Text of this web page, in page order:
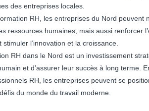
des entreprises locales.
RH, les entreprises du Nord
ressources humaines, mais aussi renforcer
l’innovation et la croissance.
RH dans le Nord est un investissement
et d’assurer leur succès à long terme.
RH, les entreprises peuvent se
du monde du travail moderne.